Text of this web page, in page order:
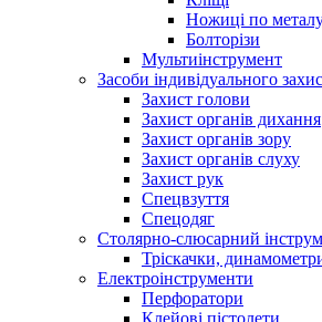
Ножиці по
Болторізи
Мультиінструмент
Засоби індивідуального
Захист голови
Захист органів дихання
Захист органів зору
Захист органів слуху
Захист рук
Спецвзуття
Спецодяг
Столярно-слюсарний
Тріскачки,
Електроінструменти
Перфоратори
Клейові пістолети